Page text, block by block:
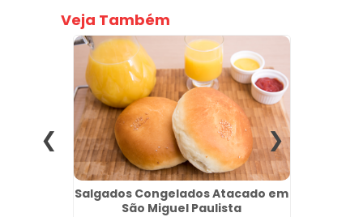
Veja Também
Salgados Congelados Atacado em
São Miguel Paulista